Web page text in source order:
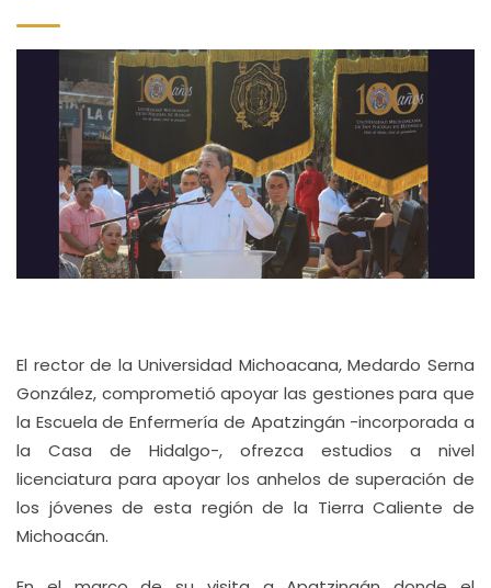
El rector de la Universidad Michoacana, Medardo Serna
González, comprometió apoyar las gestiones para que
la Escuela de Enfermería de Apatzingán -incorporada a
la Casa de Hidalgo-, ofrezca estudios a nivel
licenciatura para apoyar los anhelos de superación de
los jóvenes de esta región de la Tierra Caliente de
Michoacán.